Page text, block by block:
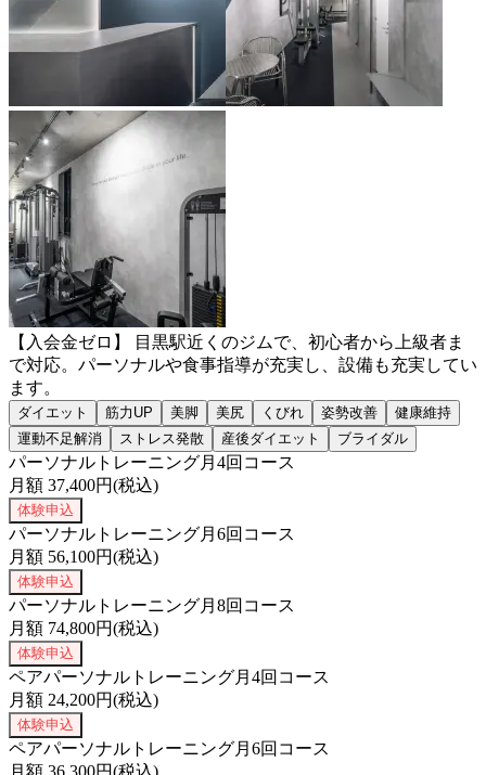
【入会金ゼロ】 目黒駅近くのジムで、初心者から上級者ま
で対応。パーソナルや食事指導が充実し、設備も充実してい
ます。
ダイエット 筋力UP 美脚 美尻 くびれ 姿勢改善
健康維持
運動不足解消
ストレス発散 産後ダイエット ブライダル
パーソナルトレーニング月4回コース
月額 37,400円(税込)
体験申込
パーソナルトレーニング月6回コース
月額 56,100円(税込)
体験申込
パーソナルトレーニング月8回コース
月額 74,800円(税込)
体験申込
ペアパーソナルトレーニング月4回コース
月額 24,200円(税込)
体験申込
ペアパーソナルトレーニング月6回コース
月額 36,300円(税込)